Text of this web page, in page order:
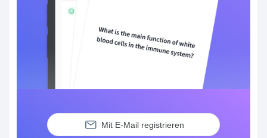
Mit E-Mail registrieren